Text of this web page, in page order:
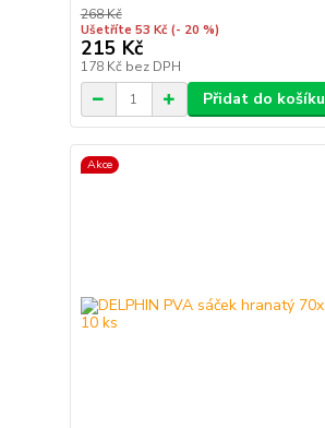
268 Kč
Ušetříte 53 Kč (- 20 %)
215 Kč
178 Kč bez DPH
Přidat do košíku
Akce